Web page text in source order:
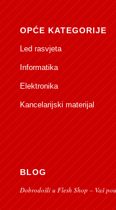
OPĆE KATEGORIJE
Led rasvjeta
Informatika
Elektronika
Kancelarijski materijal
BLOG
Dobrodošli u Flesh Shop – Vaš